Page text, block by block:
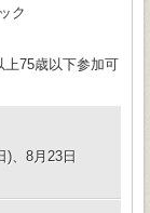
ク
上75歳以下参加可
)、8月23日